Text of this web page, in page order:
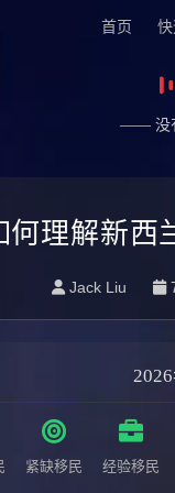
首页
—— 没
何理解新西
Jack Liu
紧缺移民 经验移民